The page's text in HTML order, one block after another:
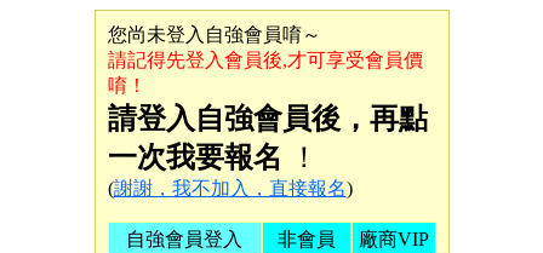
您尚未登入自強會員唷～
請記得先登入會員後,才可享受會員價
唷！
請登入自強會員後，再點
一次我要報名 ！
(謝謝，我不加入，直接報名)
自強會員登入
非會員 廠商VIP